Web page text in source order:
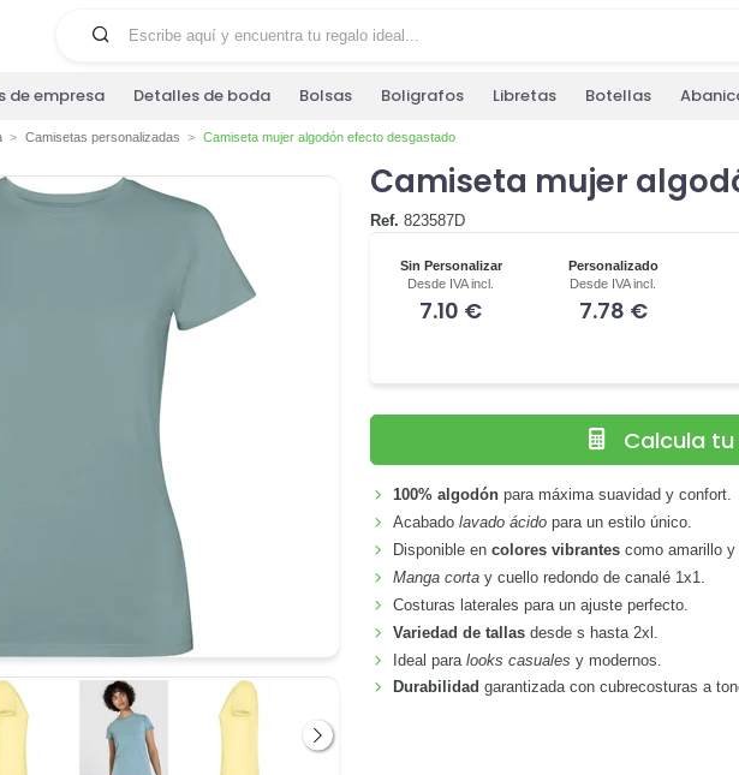
de empresa Detalles de boda Bolsas Boligrafos Libretas Botellas
Camisetas personalizadas Camiseta mujer algodón efecto desgastado
Siguiente
Camiseta mujer
Ref. 823587D
Sin Personalizar
Desde IVA incl.
7.10 €
Personalizado
Desde IVA incl.
7.78 €
Calcula
100% algodón para máxima suavidad y confort.
Acabadolavado ácido para un estilo único.
Disponible encolores vibrantes como amarillo
Manga corta y cuello redondo de canalé 1x1.
Costuras laterales para un ajuste perfecto.
Variedad de tallas desde s hasta 2xl.
Ideal paralooks casuales y modernos.
Durabilidad garantizada con cubrecosturas a